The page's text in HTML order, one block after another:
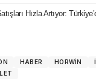
Hızla Artıyor:
HABER HORWIN